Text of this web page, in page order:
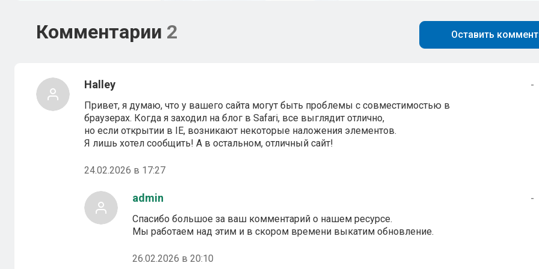
Комментарии 2 Оставить
Halley -
Привет, я думаю, что у вашего сайта могут быть проблемы с совместимостью в
браузерах. Когда я заходил на блог в Safari, все выглядит отлично,
но если открытии в IE, возникают некоторые наложения элементов.
Я лишь хотел сообщить! А в остальном, отличный сайт!
24.02.2026 в 17:27
admin -
Спасибо большое за ваш комментарий о нашем ресурсе.
Мы работаем над этим и в скором времени выкатим обновление.
26.02.2026 в 20:10